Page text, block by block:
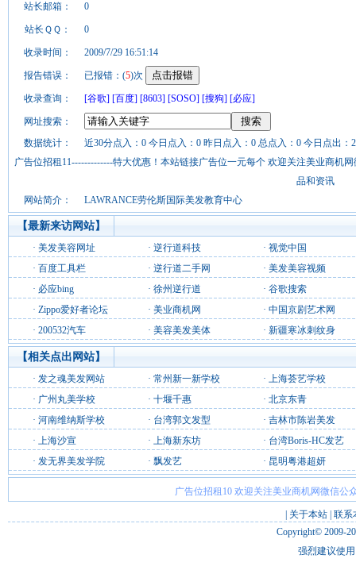
站长邮箱： 0
站长ＱＱ： 0
收录时间： 2009/7/29 16:51:14
报告错误： 已报错：(5)次
收录查询： [谷歌] [百度] [8603] [SOSO] [搜狗] [必应]
网址搜索：
数据统计：
近30分点入：0 今日点入：0 昨日点入：0 总点入：0 今日点出：
广告位招租11-------------特大优惠！本站链接广告位一元每个 欢迎关注美业商机
品和资讯
网站简介：
LAWRANCE劳伦斯国际美发教育中心
【最新来访网站】
· 美发美容网址 · 逆行道科技 · 视觉中国
· 百度工具栏 · 逆行道二手网 · 美发美容视频
· 必应bing · 徐州逆行道 · 谷歌搜索
· Zippo爱好者论坛 · 美业商机网 · 中国京剧艺术网
· 200532汽车 · 美容美发美体 · 新疆寒冰刺纹身
【相关点出网站】
· 发之魂美发网站 · 常州新一新学校 · 上海荟艺学校
· 广州丸美学校 · 十堰千惠 · 北京东青
· 河南维纳斯学校 · 台湾郭文发型 · 吉林市陈岩美发
· 上海沙宣 · 上海新东坊 · 台湾Boris-HC发艺
· 发无界美发学院 · 飘发艺 · 昆明粤港超妍
广告位招租10 欢迎关注美业商机网微信公
关于本站 联系
Copyright© 2009-
强烈建议使